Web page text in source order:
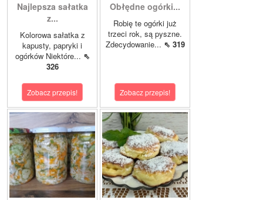
Najlepsza sałatka
z...
Kolorowa sałatka z
kapusty, papryki i
ogórków Niektóre... ⇖
326
Zobacz przepis!
Obłędne ogórki...
Robię te ogórki już
trzeci rok, są pyszne.
Zdecydowanie... ⇖ 319
Zobacz przepis!